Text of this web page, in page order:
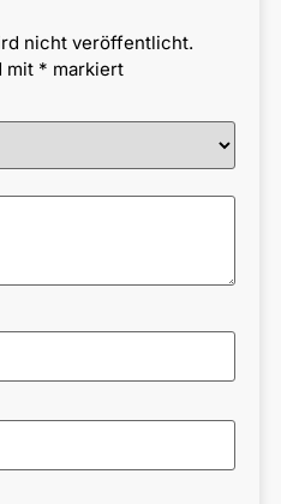
nicht veröffentlicht.
mit * markiert